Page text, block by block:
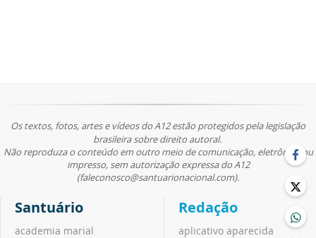
Os textos, fotos, artes e vídeos do A12 estão protegidos pela legislação
brasileira sobre direito autoral.
Não reproduza o conteúdo em outro meio de comunicação, eletrônico ou
impresso, sem autorização expressa do A12
(faleconosco@santuarionacional.com).
Santuário
academia marial
Redação
aplicativo aparecida